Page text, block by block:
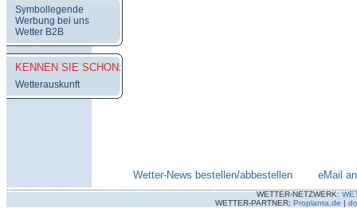
Symbollegende
Werbung bei uns
Wetter B2B
KENNEN SIE SCHON:
Wetterauskunft
Wetter-News bestellen/abbestellen eMail
WETTER-NETZWERK:
WETTER-PARTNER: Proplanta.de |